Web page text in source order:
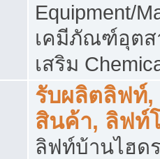
Equipment/
เคมีภัณฑ์อุตส
เสริม
รับผลิตลิฟท์
สินค้า, ลิฟท์
ลิฟท์บ้านไฮด